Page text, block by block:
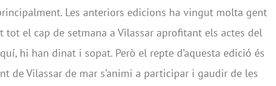
Les anteriors edicions ha vingut molta gent
tot el cap de setmana a Vilassar aprofitant els actes del
hi han dinat i sopat. Però el repte d’aquesta edició és
de Vilassar de mar s’animi a participar i gaudir de les